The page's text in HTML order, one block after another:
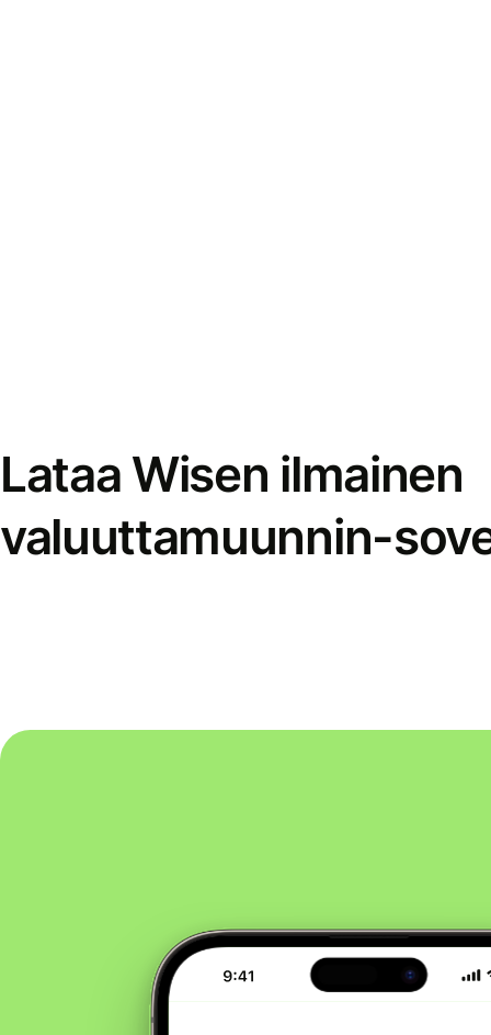
Lataa Wisen ilmainen
valuuttamuunnin-